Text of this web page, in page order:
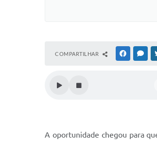
COMPARTILHAR FACEBOOK
A oportunidade chegou para